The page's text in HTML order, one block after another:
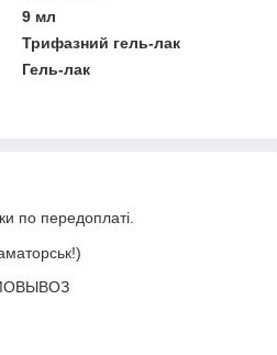
9 мл
Трифазний гель-лак
Гель-лак
по передоплаті.